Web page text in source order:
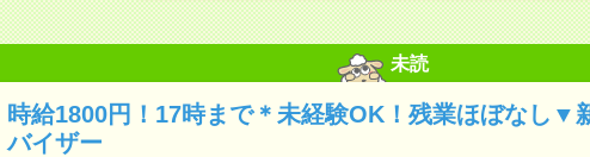
未読
時給1800円！17時まで＊未経験OK！残業ほぼなし▼
バイザー